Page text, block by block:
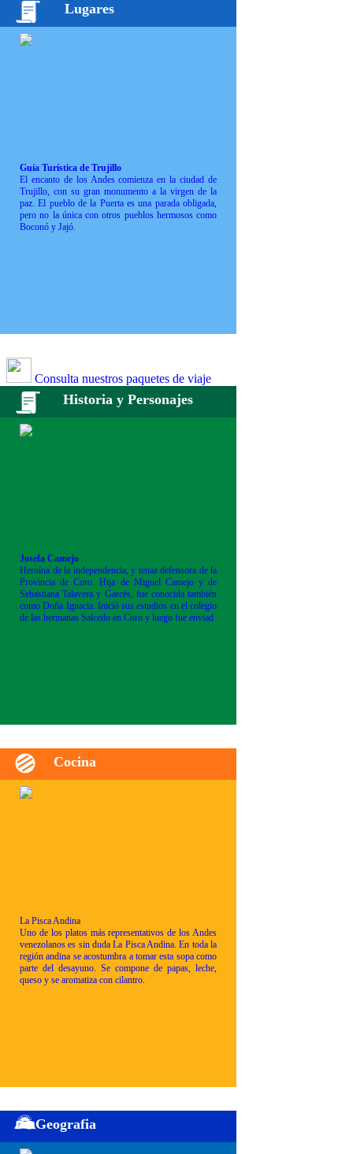
Lugares
Guía Turística de Trujillo
El encanto de los Andes comienza en la ciudad de
Trujillo, con su gran monumento a la virgen de la
paz. El pueblo de la Puerta es una parada obligada,
pero no la única con otros pueblos hermosos como
Boconó y Jajó.
Consulta nuestros paquetes de viaje
Historia y Personajes
Josefa Camejo
Heroína de la independencia, y tenaz defensora de la
Provincia de Coro. Hija de Miguel Camejo y de
Sebastiana Talavera y Garcés, fue conocida también
como Doña Ignacia. Inició sus estudios en el colegio
de las hermanas Salcedo en Coro y luego fue enviad
Cocina
La Pisca Andina
Uno de los platos más representativos de los Andes
venezolanos es sin duda La Pisca Andina. En toda la
región andina se acostumbra a tomar esta sopa como
parte del desayuno. Se compone de papas, leche,
queso y se aromatiza con cilantro.
Geografia